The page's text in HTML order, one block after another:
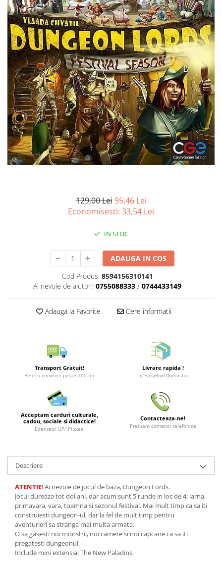
Battletech
Final Girl - solo game
Miniaturi Arkham Horror
Miniaturi HEROCLIX
Accesorii pentru boardgames
Protectii carti (Sleeves)
Playmats
Deck Boxes/Cutii pentru carti
Portofolii/ Clasoare pentru carti
The Army Painter
Organizatoare
Zaruri
Alte produse Hobby
Geek Stuff
Decoratiuni
Studio Ghibli/My Neighbor
Totoro/Kiki etc
Carnetele
Pokemon
One Piece
Lord of The Rings
Naruto Shippuden
Sailor Moon
129,00 Lei 95,46 Lei
Economisesti: 33,54 Lei
IN STOC
ADAUGA IN COS
Cod Produs: 8594156310141
Ai nevoie de ajutor? 0755088333 / 0744433149
Adauga la Favorite Cere informatii
Transport Gratuit!
Pentru comenzi peste 200 lei
Livrare rapida !
In EasyBox/Domiciliu
Acceptam carduri culturale,
cadou, sociale si didactice!
Edenred/ UP/ Pluxee
Contacteaza-ne!
Preluam comenzi telefonice
Descriere
ATENTIE! Ai nevoie de jocul de baza, Dungeon Lords.
Jocul dureaza tot doi ani, dar acum sunt 5 runde in loc de 4: iarna,
primavara, vara, toamna si sezonul festival. Mai mult timp ca sa iti
construiesti dungeon-ul, dar la fel de mult timp pentru
aventurieri sa stranga mai multa armata.
O sa gasesti noi monstrii, noi camere si noi capcane ca sa iti
pregatesti dungeonul.
Include mini extensia: The New Paladins.